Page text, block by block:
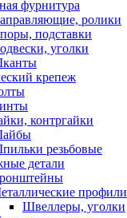
фурнитура
ролики
подставки
уголки
крепеж
контргайки
резьбовые
детали
профили
Швеллеры, уголки